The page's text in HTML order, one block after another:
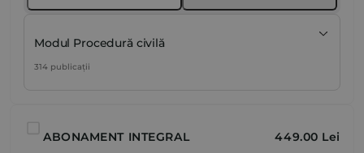
Modul Procedură civilă
314 publicații
ABONAMENT INTEGRAL 449.00 Lei